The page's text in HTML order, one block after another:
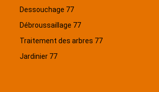
Dessouchage 77
Débroussaillage 77
Traitement des arbres 77
Jardinier 77